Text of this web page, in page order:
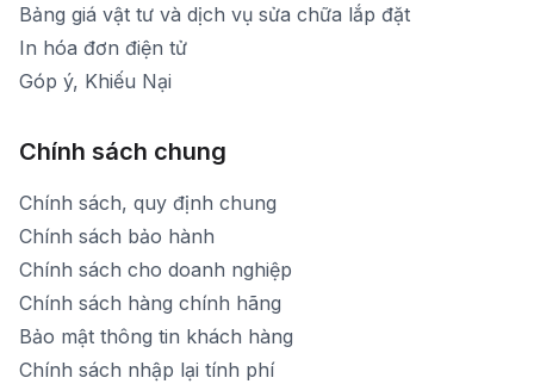
Bảng giá vật tư và dịch vụ sửa chữa lắp đặt
In hóa đơn điện tử
Góp ý, Khiếu Nại
Chính sách chung
Chính sách, quy định chung
Chính sách bảo hành
Chính sách cho doanh nghiệp
Chính sách hàng chính hãng
Bảo mật thông tin khách hàng
Chính sách nhập lại tính phí